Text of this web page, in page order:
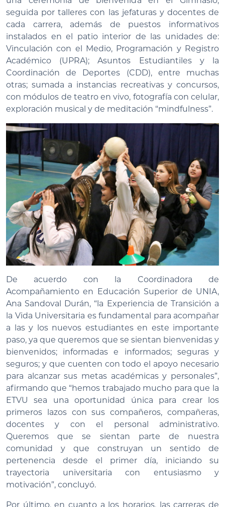
seguida por talleres con las jefaturas y docentes de
cada carrera, además de puestos informativos
instalados en el patio interior de las unidades de:
Vinculación con el Medio, Programación y Registro
Académico (UPRA); Asuntos Estudiantiles y la
Coordinación de Deportes (CDD), entre muchas
otras; sumada a instancias recreativas y concursos,
con módulos de teatro en vivo, fotografía con celular,
exploración musical y de meditación “mindfulness”.
De acuerdo con la Coordinadora de
Acompañamiento en Educación Superior de UNIA,
Ana Sandoval Durán, “la Experiencia de Transición a
la Vida Universitaria es fundamental para acompañar
a las y los nuevos estudiantes en este importante
paso, ya que queremos que se sientan bienvenidas y
bienvenidos; informadas e informados; seguras y
seguros; y que cuenten con todo el apoyo necesario
para alcanzar sus metas académicas y personales”,
afirmando que “hemos trabajado mucho para que la
ETVU sea una oportunidad única para crear los
primeros lazos con sus compañeros, compañeras,
docentes y con el personal administrativo.
Queremos que se sientan parte de nuestra
comunidad y que construyan un sentido de
pertenencia desde el primer día, iniciando su
trayectoria universitaria con entusiasmo y
motivación”, concluyó.
Por último, en cuanto a los horarios, las carreras de